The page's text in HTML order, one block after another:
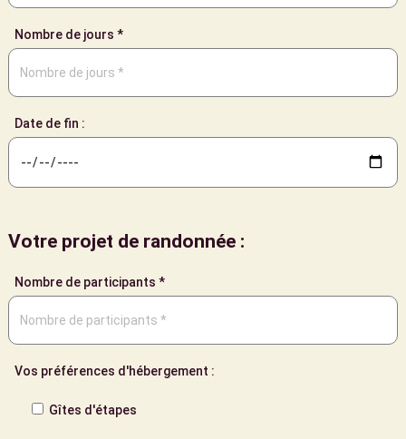
Nombre de jours *
Date de fin :
Votre projet de randonnée :
Nombre de participants *
Vos préférences d'hébergement :
Gîtes d'étapes